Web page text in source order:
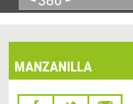
MANZANILLA